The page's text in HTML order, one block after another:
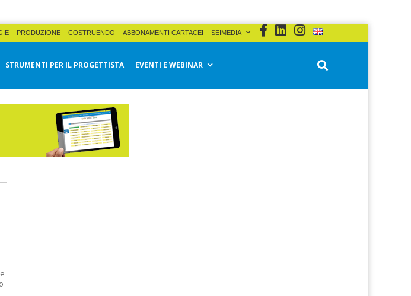
PRODUZIONE COSTRUENDO ABBONAMENTI CARTACEI SEIMEDIA
STRUMENTI PER IL PROGETTISTA EVENTI E WEBINAR